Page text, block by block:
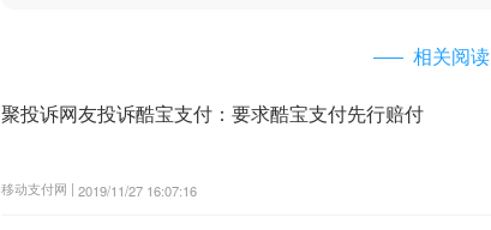
相关阅读
聚投诉网友投诉酷宝支付：要求酷宝支付先行赔付
移动支付网 | 2019/11/27 16:07:16